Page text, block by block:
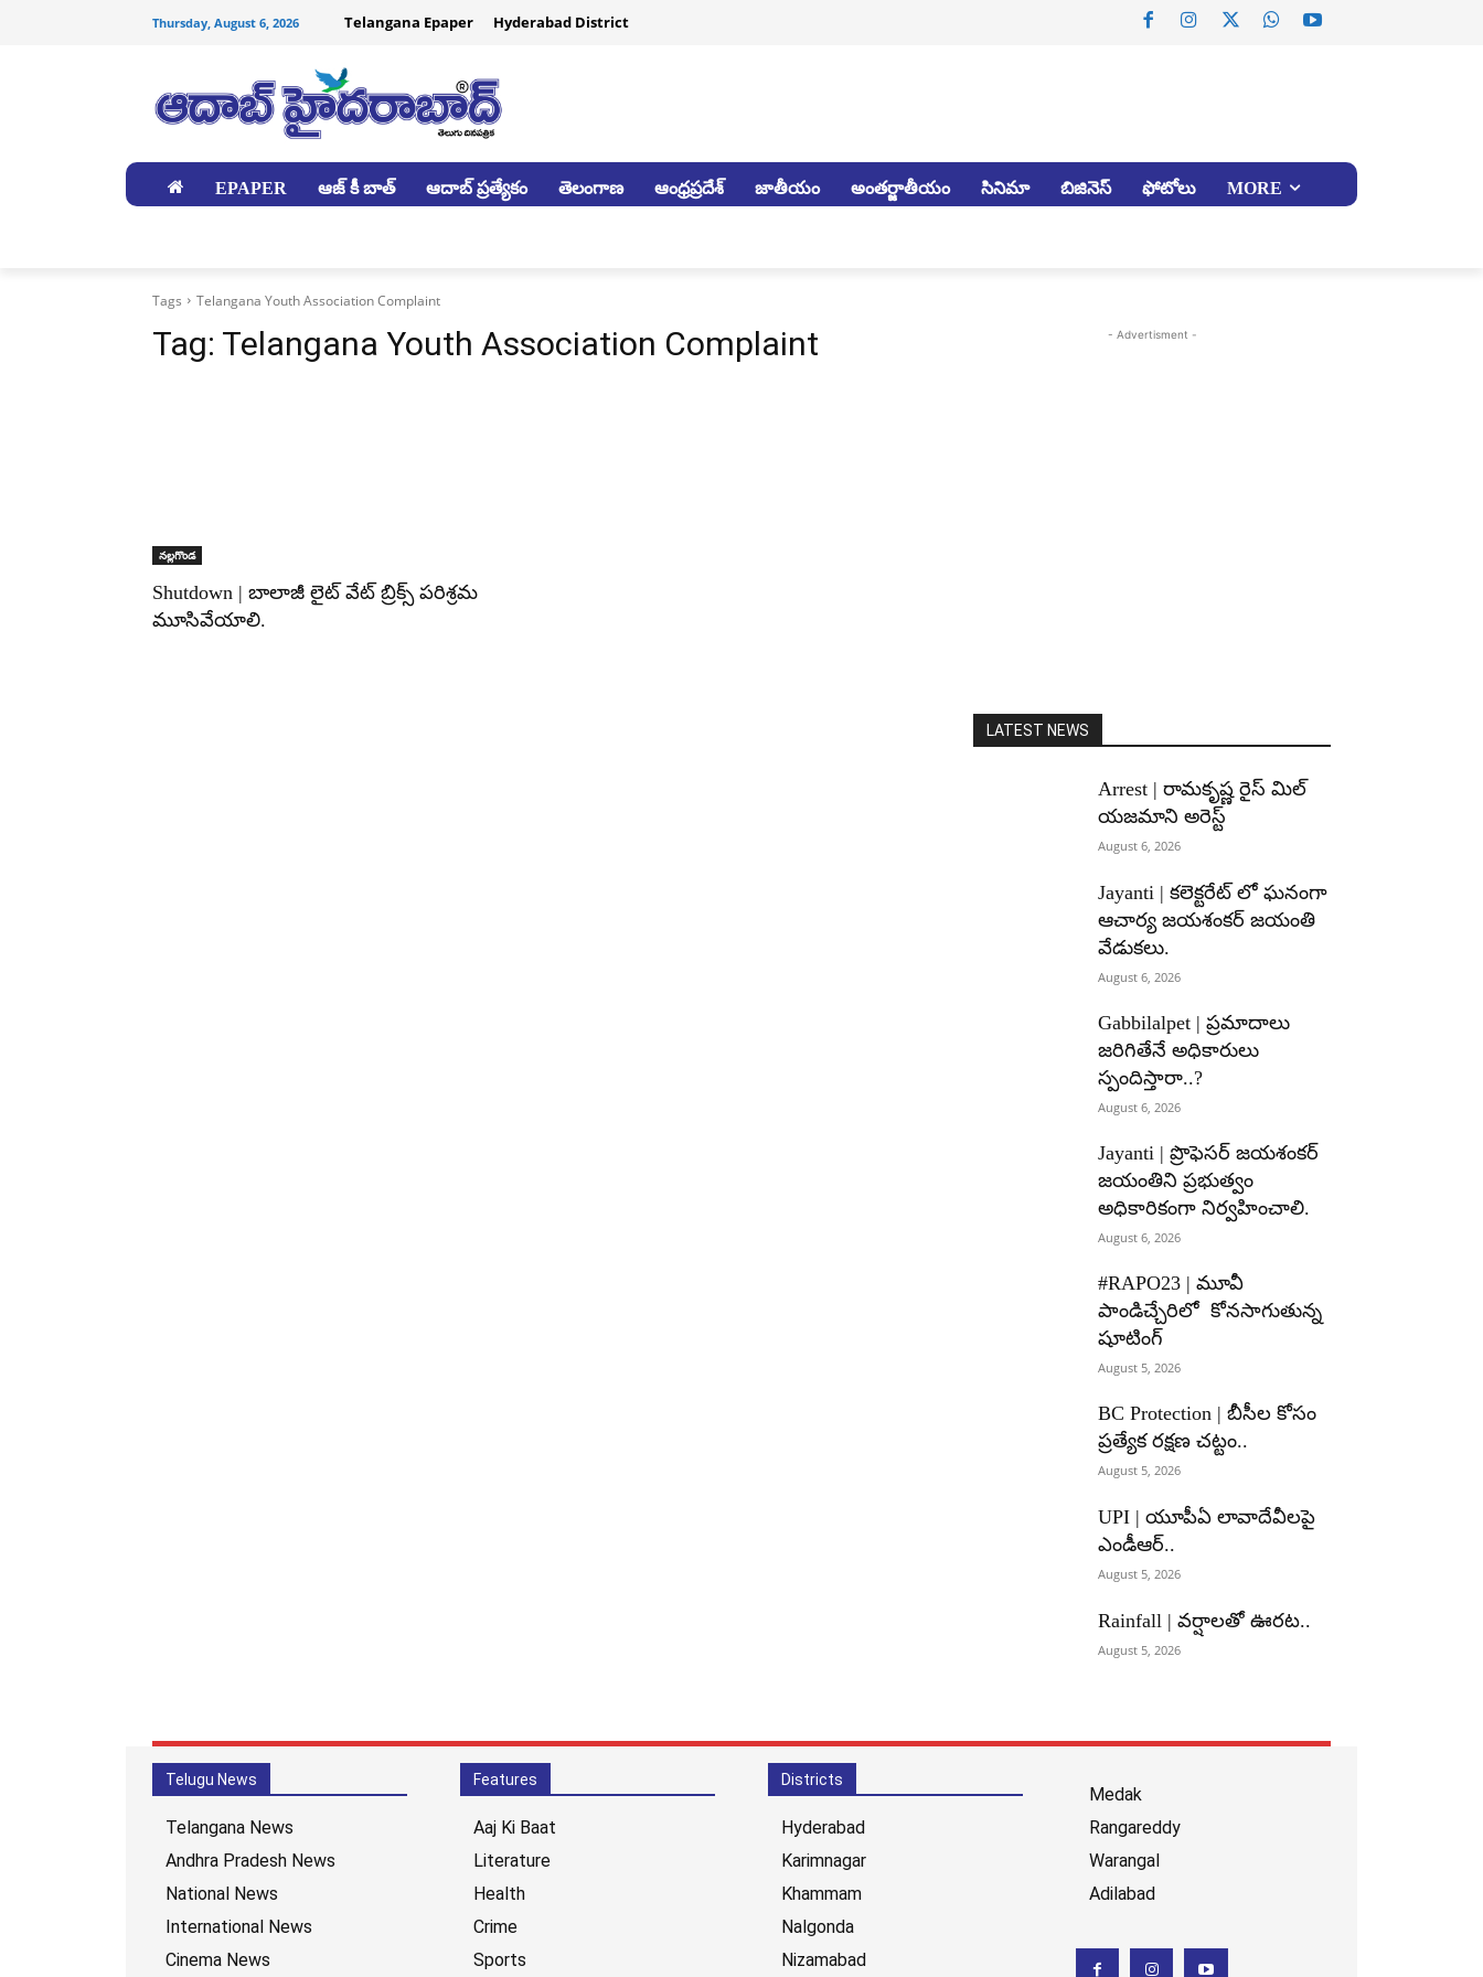
Thursday, August 6, 2026 Telangana Epaper Hyderabad District
EPAPER ఆజ్ కీ బాత్ ఆదాబ్ ప్రత్యేకం తెలంగాణ ఆంధ్రప్రదేశ్ జాతీయం అంతర్జాతీయం సినిమా బిజినెస్ ఫోటోలు MORE
Tags Telangana Youth Association Complaint
Tag: Telangana Youth Association Complaint
నల్లగొండ
Shutdown | బాలాజీ లైట్ వేట్ బ్రిక్స్ పరిశ్రమ
మూసివేయాలి.
- Advertisment -
LATEST NEWS
Arrest | రామకృష్ణ రైస్ మిల్
యజమాని అరెస్ట్
August 6, 2026
Jayanti | కలెక్టరేట్ లో ఘనంగా
ఆచార్య జయశంకర్ జయంతి
వేడుకలు.
August 6, 2026
Gabbilalpet | ప్రమాదాలు
జరిగితేనే అధికారులు
స్పందిస్తారా..?
August 6, 2026
Jayanti | ప్రొఫెసర్ జయశంకర్
జయంతిని ప్రభుత్వం
అధికారికంగా నిర్వహించాలి.
August 6, 2026
#RAPO23 | మూవీ
పాండిచ్చేరిలో కోనసాగుతున్న
షూటింగ్
August 5, 2026
BC Protection | బీసీల కోసం
ప్రత్యేక రక్షణ చట్టం..
August 5, 2026
UPI | యూపీఏ లావాదేవీలపై
ఎండీఆర్..
August 5, 2026
Rainfall | వర్షాలతో ఊరట..
August 5, 2026
Telugu News
Telangana News
Andhra Pradesh News
National News
International News
Cinema News
Features
Aaj Ki Baat
Literature
Health
Crime
Sports
Districts
Hyderabad
Karimnagar
Khammam
Nalgonda
Nizamabad
Medak
Rangareddy
Warangal
Adilabad